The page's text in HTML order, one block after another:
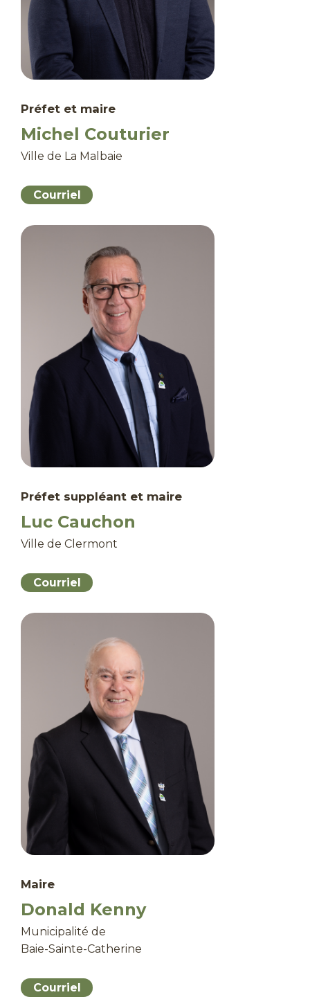
Préfet et maire
Michel Couturier
Ville de La Malbaie
Courriel
Préfet suppléant et maire
Luc Cauchon
Ville de Clermont
Courriel
Maire
Donald Kenny
Municipalité de
Baie-Sainte-Catherine
Courriel